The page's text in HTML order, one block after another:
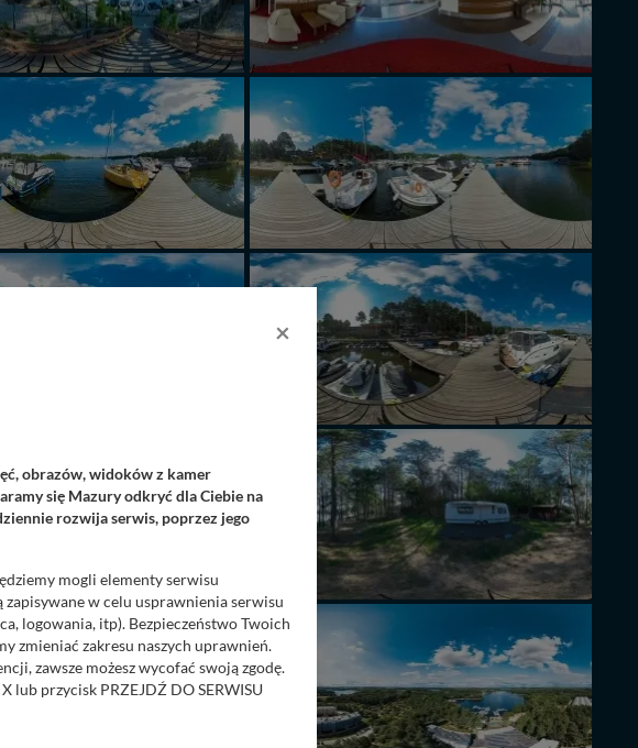
×
obrazów, widoków z kamer
się Mazury odkryć dla Ciebie na
rozwija serwis, poprzez jego
mogli elementy serwisu
w celu usprawnienia serwisu
logowania, itp). Bezpieczeństwo Twoich
zmieniać zakresu naszych uprawnień.
zawsze możesz wycofać swoją zgodę.
lub przycisk PRZEJDŹ DO SERWISU